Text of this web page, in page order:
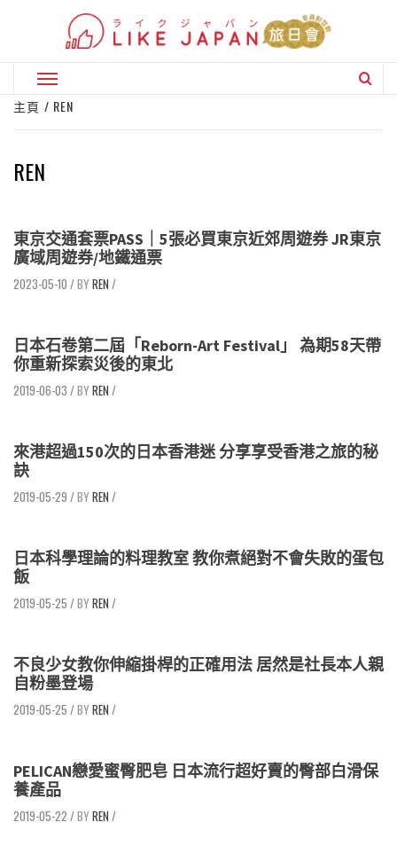
Primary
Menu
主頁 REN
REN
東京交通套票PASS｜5張必買東京近郊周遊券 JR東京
廣域周遊券/地鐵通票
2023-05-10 / REN /
日本石卷第二屆「Reborn-Art Festival」 為期58天帶
你重新探索災後的東北
2019-06-03 / REN /
來港超過150次的日本香港迷 分享享受香港之旅的秘
訣
2019-05-29 / REN /
日本科學理論的料理教室 教你煮絕對不會失敗的蛋包
飯
2019-05-25 / REN /
不良少女教你伸縮掛桿的正確用法 居然是社長本人親
自粉墨登場
2019-05-25 / REN /
PELICAN戀愛蜜臀肥皂 日本流行超好賣的臀部白滑保
養產品
2019-05-22 / REN /